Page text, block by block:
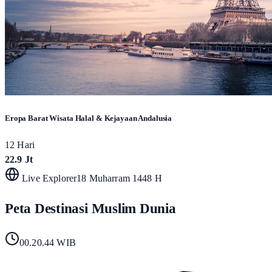
Eropa Barat Wisata Halal & Kejayaan Andalusia
12 Hari
22.9 Jt
Live Explorer18 Muharram 1448 H
Peta Destinasi Muslim Dunia
00.20.45 WIB